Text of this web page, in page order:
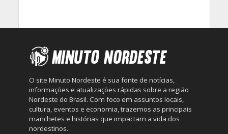
O site Minuto Nordeste é sua fonte de notícias,
informações e atualizações rápidas sobre a região
Nordeste do Brasil. Com foco em assuntos locais,
cultura, eventos e economia, trazemos as principais
manchetes e histórias que impactam a vida dos
nordestinos.